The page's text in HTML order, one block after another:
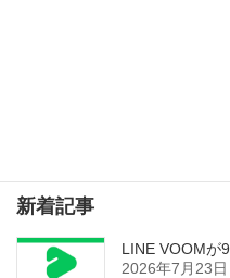
新着記事
LINE VOOMが
2026年7月23日